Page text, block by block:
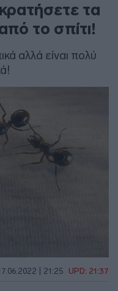
τα
το σπίτι!
αλλά είναι πολύ
| 21:25 UPD: 21:37